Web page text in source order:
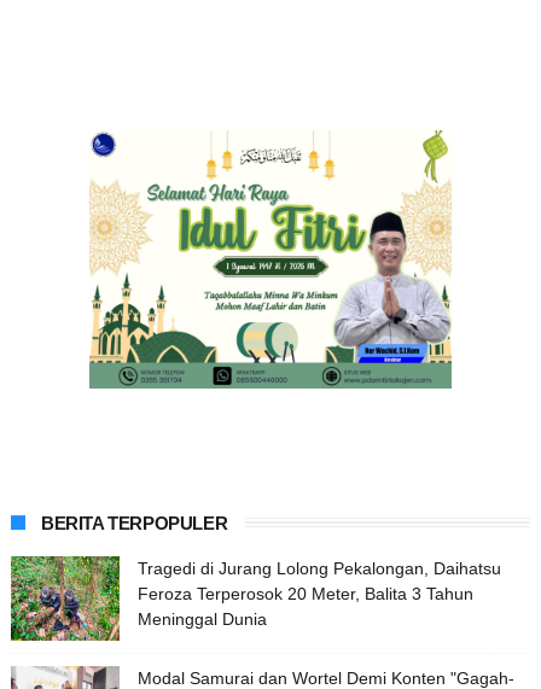
BERITA TERPOPULER
Tragedi di Jurang Lolong Pekalongan, Daihatsu
Feroza Terperosok 20 Meter, Balita 3 Tahun
Meninggal Dunia
Modal Samurai dan Wortel Demi Konten "Gagah-